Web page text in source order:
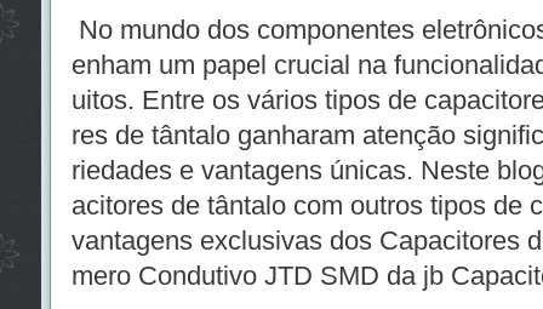
No mundo dos componentes
enham um papel crucial na
uitos. Entre os vários tipos de
res de tântalo ganharam atenção
riedades e vantagens únicas. Neste
acitores de tântalo com outros tipos de
vantagens exclusivas dos Capacitores
mero Condutivo JTD SMD da jb